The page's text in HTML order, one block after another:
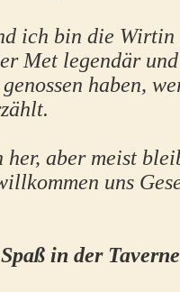
ich bin die Wirtin
Met legendär
haben,
her, aber meist
uns
in der